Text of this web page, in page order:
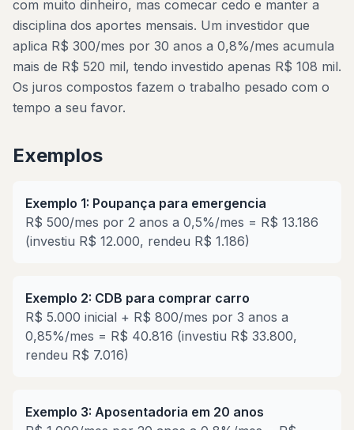
com muito dinheiro, mas comecar cedo e manter a
disciplina dos aportes mensais. Um investidor que
aplica R$ 300/mes por 30 anos a 0,8%/mes acumula
mais de R$ 520 mil, tendo investido apenas R$ 108 mil.
Os juros compostos fazem o trabalho pesado com o
tempo a seu favor.
Exemplos
Exemplo 1: Poupança para emergencia
R$ 500/mes por 2 anos a 0,5%/mes = R$ 13.186
(investiu R$ 12.000, rendeu R$ 1.186)
Exemplo 2: CDB para comprar carro
R$ 5.000 inicial + R$ 800/mes por 3 anos a
0,85%/mes = R$ 40.816 (investiu R$ 33.800,
rendeu R$ 7.016)
Exemplo 3: Aposentadoria em 20 anos